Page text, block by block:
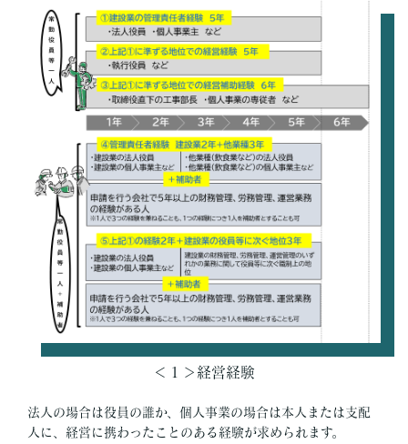
＜１＞経営経験
法人の場合は役員の誰か、個人事業の場合は本人または支配
人に、経営に携わったことのある経験が求められます。